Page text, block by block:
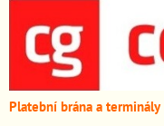
Platební brána a terminály